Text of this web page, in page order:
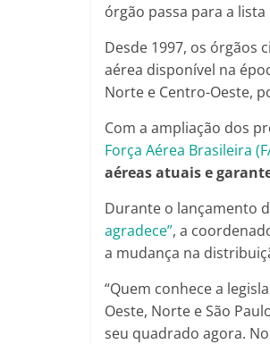
órgão passa para a lista
Desde 1997, os órgãos
aérea disponível na
Norte e Centro-Oeste,
Com a ampliação dos
Força Aérea Brasileira
aéreas atuais e
Durante o lançamento
agradece”, a
a mudança na
“Quem conhece a
Oeste, Norte e São
seu quadrado agora.